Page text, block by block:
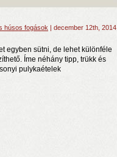
húsos fogások | december 12th, 2014
egyben sütni, de lehet különféle
Íme néhány tipp, trükk és
pulykaételek